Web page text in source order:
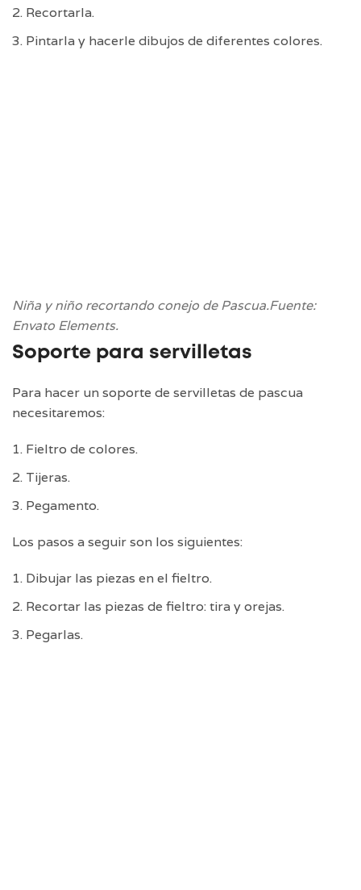
Recortarla.
Pintarla y hacerle dibujos de diferentes colores.
Niña y niño recortando conejo de Pascua.Fuente:
Envato Elements.
Soporte para servilletas
Para hacer un soporte de servilletas de pascua
necesitaremos:
Fieltro de colores.
Tijeras.
Pegamento.
Los pasos a seguir son los siguientes:
Dibujar las piezas en el fieltro.
Recortar las piezas de fieltro: tira y orejas.
Pegarlas.